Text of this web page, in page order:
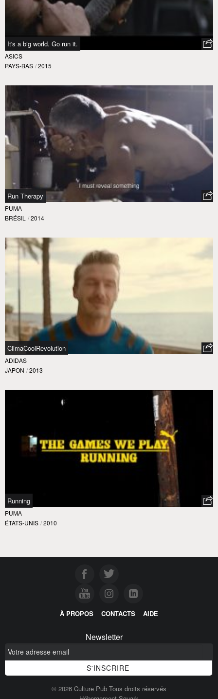
It's a big world. Go run it.
ASICS
PAYS-BAS / 2015
Run Therapy
PUMA
BRÉSIL / 2014
ClimaCoolRevolution
ADIDAS
JAPON / 2013
Running
PUMA
ÉTATS-UNIS / 2010
À PROPOS CONTACTS AIDE
Newsletter
© 2026 Culture Pub Tous droits réservés